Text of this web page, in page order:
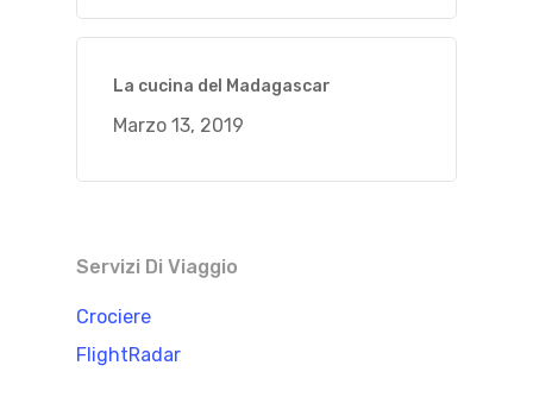
La cucina del Madagascar
Marzo 13, 2019
Servizi Di Viaggio
Crociere
FlightRadar